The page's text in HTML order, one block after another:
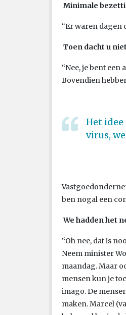
Minimale
“Er waren dagen
Toen dacht u
“Nee, je bent
Bovendien
Het
virus,
ben nogal een
We hadden het
“Oh nee, dat is
Neem minister
maandag. Maar
mensen kun je
imago. De
maken. Marcel